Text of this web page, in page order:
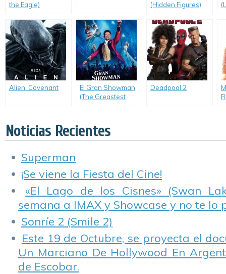
the Eagle)
(Hidden Figures)
Alien: Covenant
El Gran Showman
(The Greastest
Deadpool 2
Noticias Recientes
Superman
¡Se viene la Fiesta del Cine!
«El Lago de los Cisnes» (Swan
semana a IMAX y Showcase y no te lo
Sonríe 2 (Smile 2)
Este 19 de Octubre, se proyecta el
Un Marciano De Hollywood En
de Escobar.